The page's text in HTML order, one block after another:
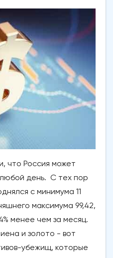
что Россия может
любой день. С тех пор
с минимума 11
максимума 99,42,
менее чем за месяц.
и золото - вот
убежищ, которые